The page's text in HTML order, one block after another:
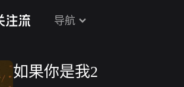
导航
如果你是我2